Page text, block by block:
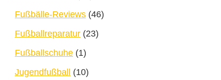
Fußbälle-Reviews (46)
Fußballreparatur (23)
Fußballschuhe (1)
Jugendfußball (10)